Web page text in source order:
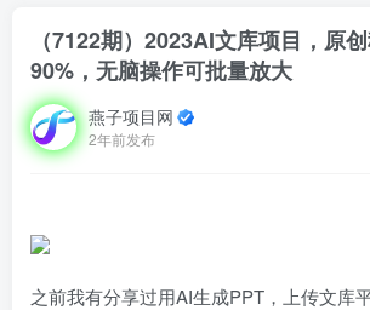
（7122期）2023AI文库项目，原
90%，无脑操作可批量放大
燕子项目网
2年前发布
之前我有分享过用AI生成PPT，上传文库